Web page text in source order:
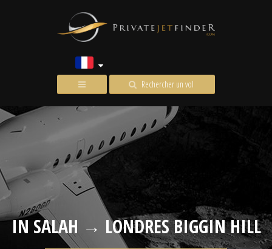
Rechercher un vol
IN SALAH → LONDRES BIGGIN HILL